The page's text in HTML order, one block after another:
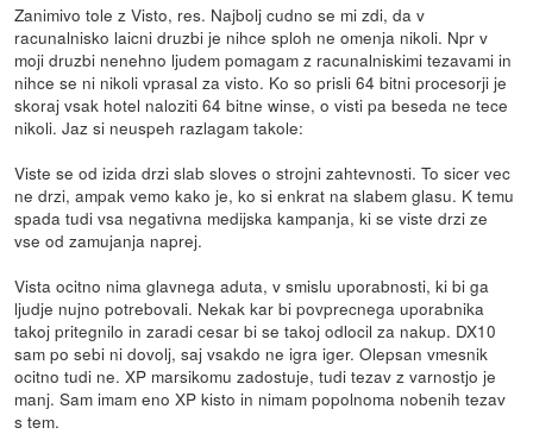
Zanimivo tole z Visto, res. Najbolj cudno se mi zdi, da v
racunalnisko laicni druzbi je nihce sploh ne omenja nikoli. Npr v
moji druzbi nenehno ljudem pomagam z racunalniskimi tezavami in
nihce se ni nikoli vprasal za visto. Ko so prisli 64 bitni procesorji je
skoraj vsak hotel naloziti 64 bitne winse, o visti pa beseda ne tece
nikoli. Jaz si neuspeh razlagam takole:
Viste se od izida drzi slab sloves o strojni zahtevnosti. To sicer vec
ne drzi, ampak vemo kako je, ko si enkrat na slabem glasu. K temu
spada tudi vsa negativna medijska kampanja, ki se viste drzi ze
vse od zamujanja naprej.
Vista ocitno nima glavnega aduta, v smislu uporabnosti, ki bi ga
ljudje nujno potrebovali. Nekak kar bi povprecnega uporabnika
takoj pritegnilo in zaradi cesar bi se takoj odlocil za nakup. DX10
sam po sebi ni dovolj, saj vsakdo ne igra iger. Olepsan vmesnik
ocitno tudi ne. XP marsikomu zadostuje, tudi tezav z varnostjo je
manj. Sam imam eno XP kisto in nimam popolnoma nobenih tezav
s tem.